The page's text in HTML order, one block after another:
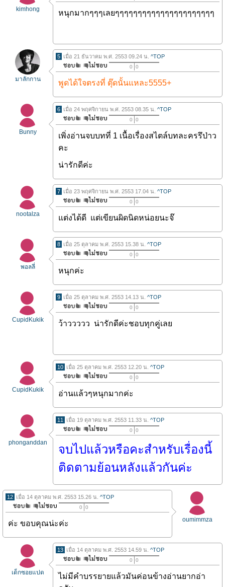
kimhong หนุกมากๆๆๆเลยๆๆๆๆๆๆๆๆๆๆๆๆๆๆๆๆๆๆๆๆๆๆ
มาลักกาน
5 เมื่อ 21 ธันวาคม พ.ศ. 2553 09.24 น. ^TOP
0 0
พูดได้ใจตรงที่ ตุ๊ดนั้นแหละ5555+
Bunny
6 เมื่อ 24 พฤศจิกายน พ.ศ. 2553 08.35 น. ^TOP
0 0
เพิ่งอ่านจบบทที่ 1 เนื้อเรื่องสไตล์บทละครรึป่าว
คะ
น่ารักดีค่ะ
nootalza
7 เมื่อ 23 พฤศจิกายน พ.ศ. 2553 17.04 น. ^TOP
0 0
แต่งได้ดี แต่เขียนผิดนิดหน่อยนะจ๊
พอลลี่
8 เมื่อ 25 ตุลาคม พ.ศ. 2553 15.38 น. ^TOP
0 0
หนุกค่ะ
CupidKukik
9 เมื่อ 25 ตุลาคม พ.ศ. 2553 14.13 น. ^TOP
0 0
ว้าววววว น่ารักดีค่ะชอบทุกคู่เลย
CupidKukik
10 เมื่อ 25 ตุลาคม พ.ศ. 2553 12.20 น. ^TOP
0 0
อ่านแล้วๆหนุกมากค่ะ
phonganddan
11 เมื่อ 19 ตุลาคม พ.ศ. 2553 11.33 น. ^TOP
0 0
จบไปแล้วหรือคะสำหรับเรื่องนี้
ติดตามย้อนหลังแล้วกันค่ะ
oumimmza
12 เมื่อ 14 ตุลาคม พ.ศ. 2553 15.26 น. ^TOP
0 0
ค่ะ ขอบคุณน่ะค่ะ
เด็กซอยแปด
13 เมื่อ 14 ตุลาคม พ.ศ. 2553 14.59 น. ^TOP
0 0
ไม่มีคำบรรยายแล้วมันค่อนข้างอ่านยากอ่า